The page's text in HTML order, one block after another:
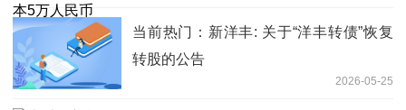
当前热门：新洋丰: 关于“洋丰转债”恢复
转股的公告
2026-05-25